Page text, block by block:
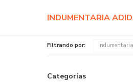
INDUMENTARIA
Filtrando por: Indumentaria
Categorías